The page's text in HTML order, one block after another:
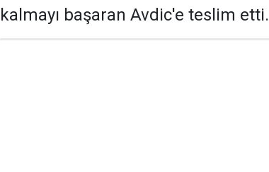
kalmayı başaran Avdic'e teslim etti.